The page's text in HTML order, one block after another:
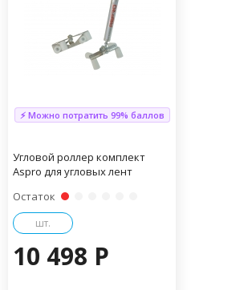
⚡ Можно потратить 99% баллов
Угловой роллер комплект
Aspro для угловых лент
Остаток
шт.
10 498 P